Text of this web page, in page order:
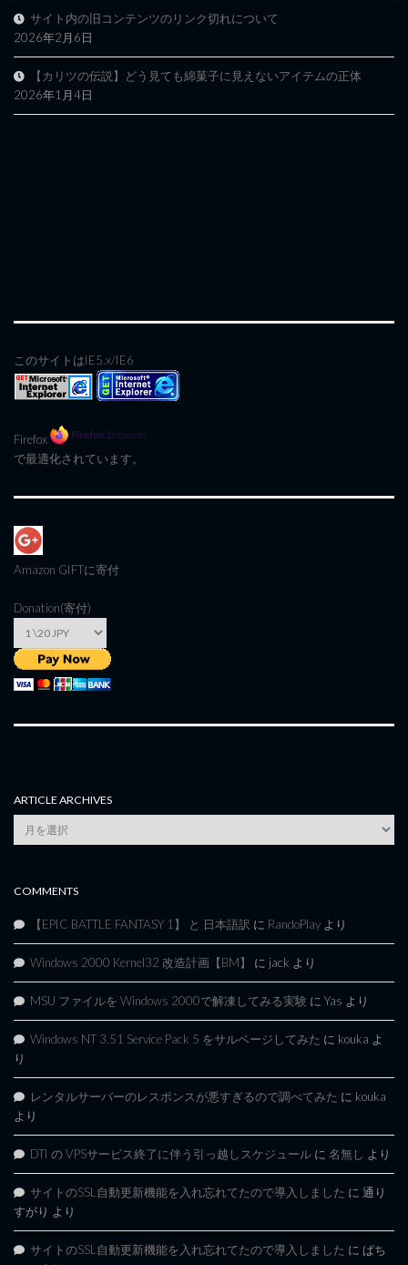
サイト内の旧コンテンツのリンク切れについて
2026年2月6日
【カリツの伝説】どう見ても綿菓子に見えないアイテムの正体
2026年1月4日
このサイトはIE5.x/IE6
Firefox
で最適化されています。
Amazon GIFTに寄付
Donation(寄付)
ARTICLE ARCHIVES
Article
Archives
COMMENTS
【EPIC BATTLE FANTASY 1】 と 日本語訳 に RandoPlay より
Windows 2000 Kernel32 改造計画【BM】 に jack より
MSU ファイルを Windows 2000で解凍してみる実験 に Yas より
Windows NT 3.51 Service Pack 5 をサルベージしてみた に kouka よ
り
レンタルサーバーのレスポンスが悪すぎるので調べてみた に kouka
より
DTI の VPSサービス終了に伴う引っ越しスケジュール に 名無し より
サイトのSSL自動更新機能を入れ忘れてたので導入しました に 通り
すがり より
サイトのSSL自動更新機能を入れ忘れてたので導入しました に ぱち